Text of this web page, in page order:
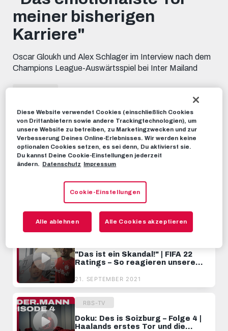
minute,
36
seconds
meiner bisherigen
Karriere"
Oscar Gloukh und Alex Schlager im Interview nach dem
Champions League-Auswärtsspiel bei Inter Mailand
Dieses Video teilen:
Tweet
EMPFOHLENE VIDEOS
Das ist unser Tor der Saison
25. MAI 2022
"Das ist ein Skandal!" | FIFA 22
Ratings – So reagieren unsere
Burschen!
21. SEPTEMBER 2021
RBS-TV
Doku: Des is Soizburg – Folge 4 |
Haalands erstes Tor und die
Diese Website verwendet Cookies (einschließlich Cookies
von Drittanbietern sowie andere Trackingtechnologien), um
unsere Website zu betreiben, zu Marketingzwecken und zur
Verbesserung Deines Online-Erlebnisses. Wir werden keine
optionalen Cookies setzen, es sei denn, Du aktivierst sie.
Du kannst Deine Cookie-Einstellungen jederzeit
ändern. Datenschutz Impressum
Cookie-Einstellungen
Alle ablehnen Alle Cookies akzeptieren